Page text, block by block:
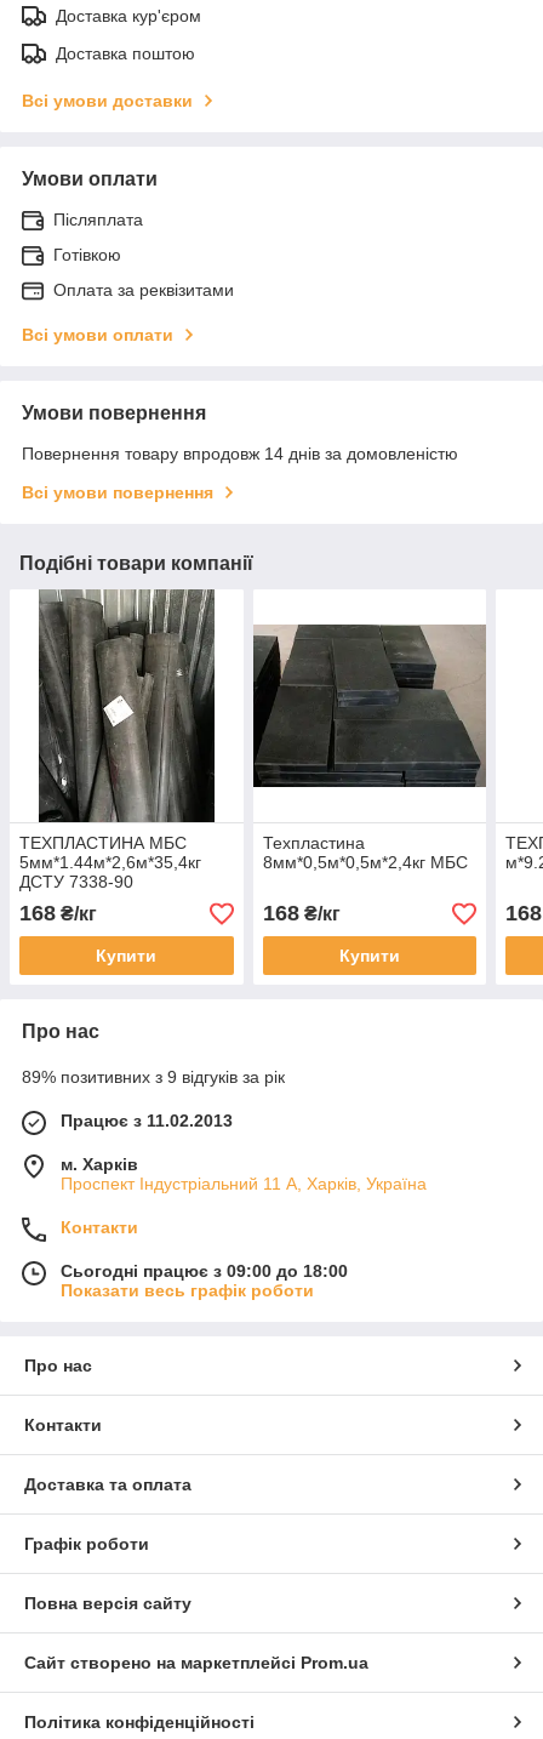
Доставка кур'єром
Доставка поштою
Всі умови доставки
Умови оплати
Післяплата
Готівкою
Оплата за реквізитами
Всі умови оплати
Умови повернення
Повернення товару впродовж 14 днів за домовленістю
Всі умови повернення
Подібні товари компанії
ТЕХПЛАСТИНА МБС
5мм*1.44м*2,6м*35,4кг
ДСТУ 7338-90
168 ₴/кг
Купити
Техпластина
8мм*0,5м*0,5м*2,4кг МБС
168₴/кг
Купити
168
Про нас
89% позитивних з 9 відгуків за рік
Працює з 11.02.2013
м. Харків
Проспект Індустріальний 11 А, Харків, Україна
Контакти
Сьогодні працює з 09:00 до 18:00
Показати весь графік роботи
Про нас
Контакти
Доставка та оплата
Графік роботи
Повна версія сайту
Сайт створено на маркетплейсі Prom.ua
Політика конфіденційності